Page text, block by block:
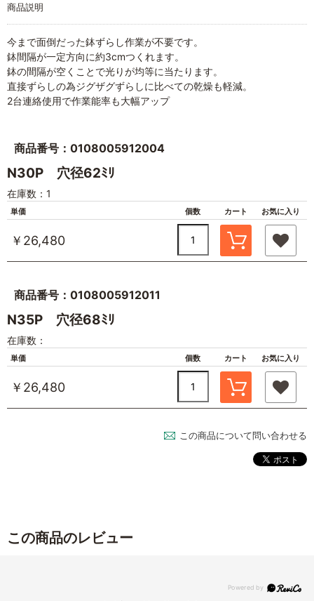
商品説明
今まで面倒だった鉢ずらし作業が不要です。
鉢間隔が一定方向に約3cmつくれます。
鉢の間隔が空くことで光りが均等に当たります。
直接ずらしの為ジグザグずらしに比べての乾燥も軽減。
2台連絡使用で作業能率も大幅アップ
商品番号：0108005912004
N30P 穴径62ﾐﾘ
在庫数：1
単価 個数 カート お気に入り
￥26,480
商品番号：0108005912011
N35P 穴径68ﾐﾘ
在庫数：
単価 個数 カート お気に入り
￥26,480
この商品について問い合わせる
この商品のレビュー